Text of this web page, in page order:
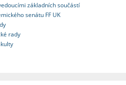
základních součástí
senátu FF UK
rady